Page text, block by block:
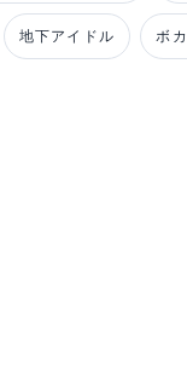
地下アイドル ボ